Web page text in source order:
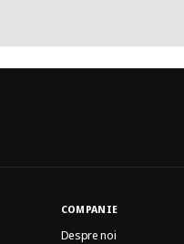
COMPANIE
Despre noi